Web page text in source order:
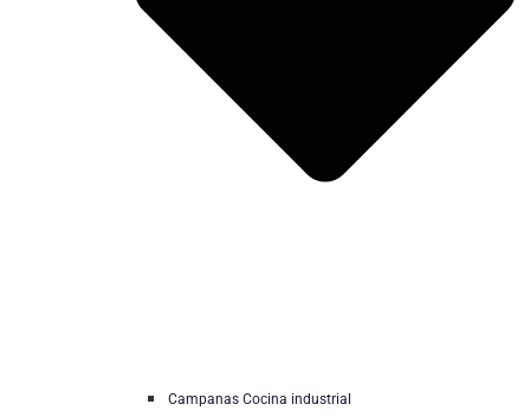
Campanas Cocina industrial